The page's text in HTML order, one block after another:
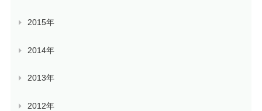
2015年
2014年
2013年
2012年